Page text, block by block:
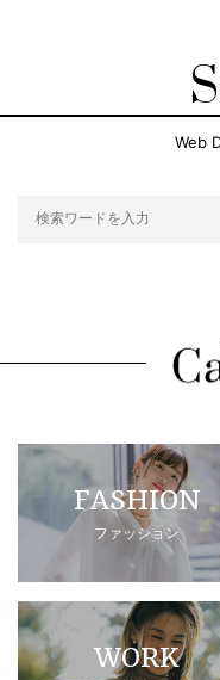
Web
FASHION
ファッション
WORK